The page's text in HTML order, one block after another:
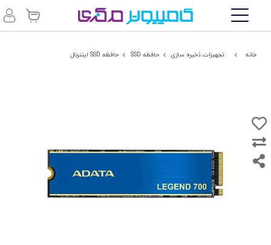
خانه تجهیزات ذخیره سازی حافظه SSD حافظه SSD اینترنال